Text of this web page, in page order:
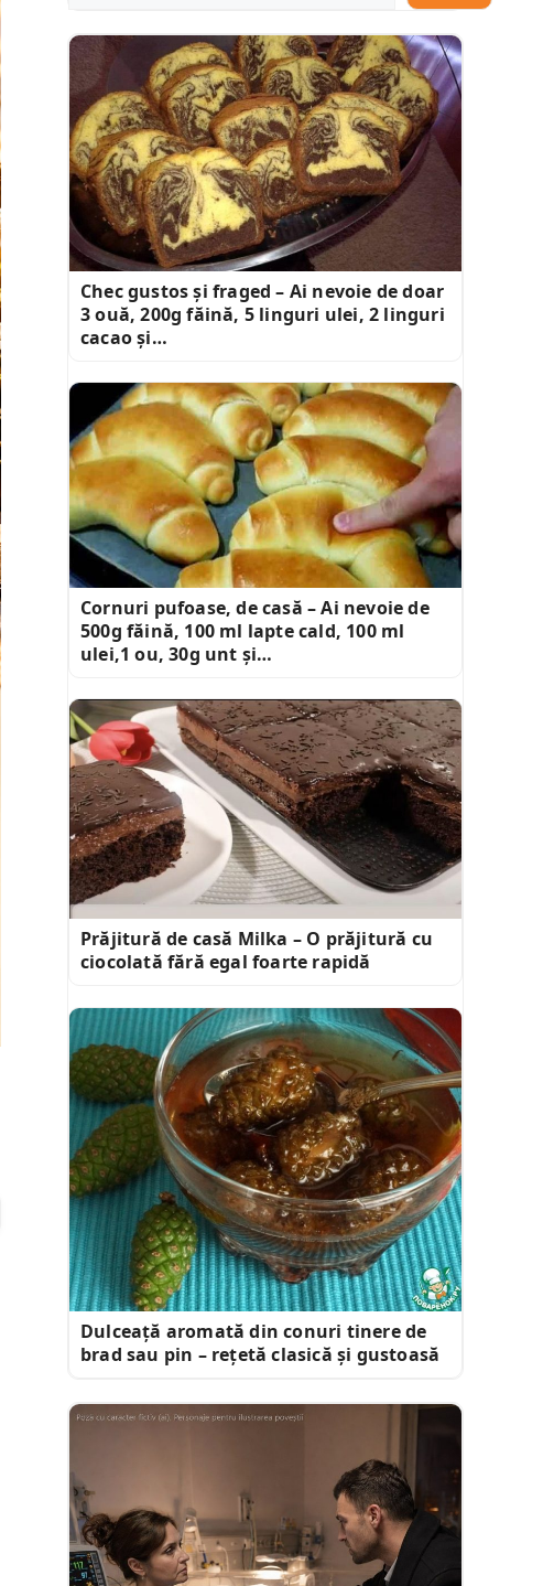
Chec gustos și fraged – Ai nevoie de doar
3 ouă, 200g făină, 5 linguri ulei, 2 linguri
cacao și…
Cornuri pufoase, de casă – Ai nevoie de
500g făină, 100 ml lapte cald, 100 ml
ulei,1 ou, 30g unt și…
Prăjitură de casă Milka – O prăjitură cu
ciocolată fără egal foarte rapidă
Dulceață aromată din conuri tinere de
brad sau pin – rețetă clasică și gustoasă